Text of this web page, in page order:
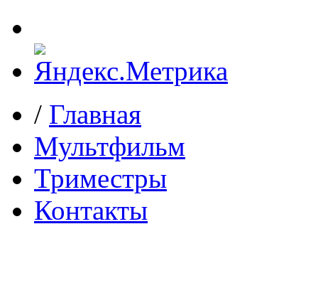
/ Главная
Мультфильм
Триместры
Контакты